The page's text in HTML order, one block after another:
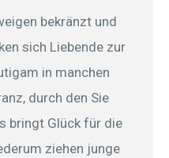
bekränzt und
sich Liebende zur
in manchen
durch den Sie
bringt Glück für die
ziehen junge